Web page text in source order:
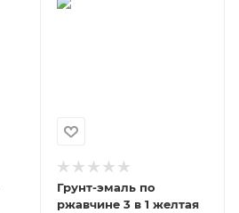
Грунт-эмаль по
ржавчине 3 в 1 желтая